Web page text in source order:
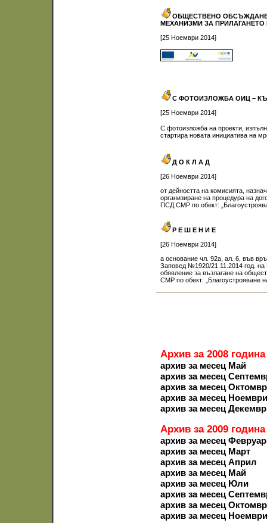
ОБЩЕСТВЕНО ОБСЪЖДАНЕ
МЕХАНИЗМИ ЗА ПРИЛАГАНЕТО
[25 Ноември 2014]
С ФОТОИЗЛОЖБА ОИЦ –
[25 Ноември 2014]
С фотоизложба на проекти,
стартира новата инициатива на
Д О К Л А Д
[26 Ноември 2014]
от дейността на комисията,
организиране на процедура на
ПСД СМР по обект:
Р Е Ш Е Н И Е
[26 Ноември 2014]
а основание чл. 92а, ал. 6, във
Заповед №1920/21.11.2014 год.
обявление за възлагане на
СМР по обект: „Благоустрояване
Архив за 2008 година
архив за месец Май
архив за месец
архив за месец
архив за месец Ноември
архив за месец
Архив за 2009 година
архив за месец
архив за месец Март
архив за месец Април
архив за месец Май
архив за месец Юли
архив за месец
архив за месец
архив за месец Ноември